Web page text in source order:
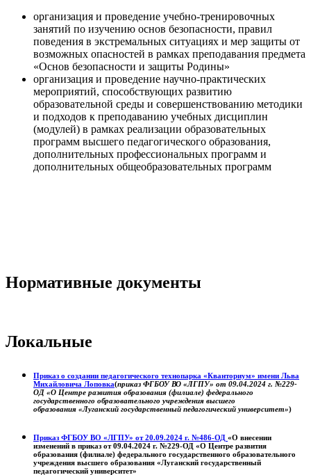
организация и проведение учебно-тренировочных
занятий по изучению основ безопасности, правил
поведения в экстремальных ситуациях и мер защиты от
возможных опасностей в рамках преподавания предмета
«Основ безопасности и защиты Родины»
организация и проведение научно-практических
мероприятий, способствующих развитию
образовательной среды и совершенствованию методики
и подходов к преподаванию учебных дисциплин
(модулей) в рамках реализации образовательных
программ высшего педагогического образования,
дополнительных профессиональных программ и
дополнительных общеобразовательных программ
Нормативные документы
Локальные
Приказ о создании педагогического технопарка «Кванториум» имени Льва
Михайловича Лоповка(приказ ФГБОУ ВО «ЛГПУ» от 09.04.2024 г. №229-
ОД «О Центре развития образования (филиале) федерального
государственного образовательного учреждения высшего
образования «Луганский государственный педагогический университет»)
Приказ ФГБОУ ВО «ЛГПУ» от 20.09.2024 г. №486-ОД «О внесении
изменений в приказ от 09.04.2024 г. №229-ОД «О Центре развития
образования (филиале) федерального государственного образовательного
учреждения высшего образования «Луганский государственный
педагогический университет»